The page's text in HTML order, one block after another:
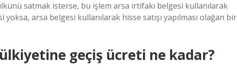
satmak isterse, bu işlem arsa irtifakı belgesi kullanılarak
arsa belgesi kullanılarak hisse satışı yapılması olağan bir
geçiş ücreti ne kadar?